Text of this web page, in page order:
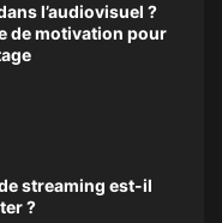
l’audiovisuel ?
de motivation pour
streaming est-il
?